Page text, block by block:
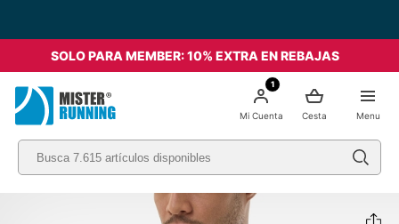
SOLO PARA MEMBER: 10% EXTRA EN REBAJAS
Menu
Cesta
1
Mi Cuenta